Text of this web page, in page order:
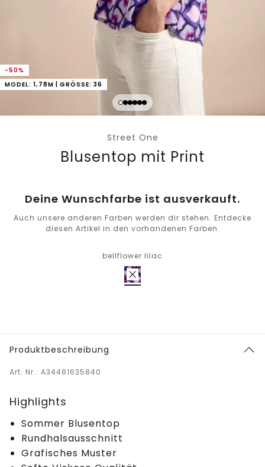
-50%
MODEL: 1,78M | GRÖSSE: 36
Street One
Blusentop mit Print
Deine Wunschfarbe ist ausverkauft.
Auch unsere anderen Farben werden dir stehen. Entdecke
diesen Artikel in den vorhandenen Farben.
bellflower lilac
Produktbeschreibung
Art. Nr.: A34481635840
Highlights
Sommer Blusentop
Rundhalsausschnitt
Grafisches Muster